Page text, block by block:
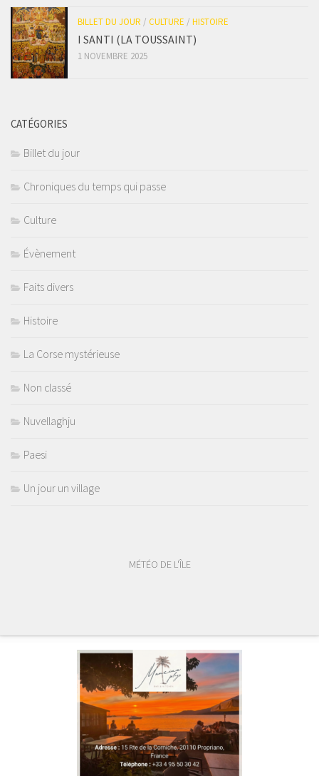
BILLET DU JOUR / CULTURE / HISTOIRE
I SANTI (LA TOUSSAINT)
1 NOVEMBRE 2025
CATÉGORIES
Billet du jour
Chroniques du temps qui passe
Culture
Évènement
Faits divers
Histoire
La Corse mystérieuse
Non classé
Nuvellaghju
Paesi
Un jour un village
MÉTÉO DE L'ÎLE